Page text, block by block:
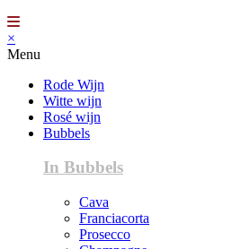
×
Menu
Rode Wijn
Witte wijn
Rosé wijn
Bubbels
In Bubbels
Cava
Franciacorta
Prosecco